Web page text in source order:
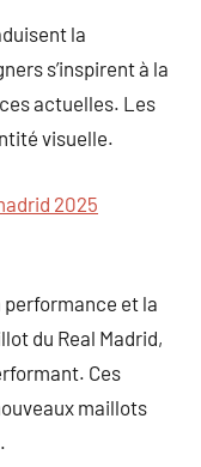
la
s’inspirent à la
actuelles. Les
visuelle.
2025
et la
du Real Madrid,
Ces
maillots